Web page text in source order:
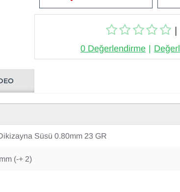
|
0 Değerlendirme
Süsü 0.80mm 23 GR
(-+ 2)